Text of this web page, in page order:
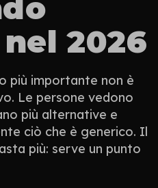
2026
più importante non è
Le persone vedono
più alternative e
ciò che è generico. Il
più: serve un punto